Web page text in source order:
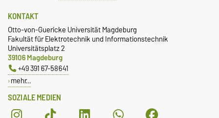
SOZIALE MEDIEN
KONTAKT
Otto-von-Guericke Universität Magdeburg
Fakultät für Elektrotechnik und Informationstechnik
Universitätsplatz 2
39106 Magdeburg
+49 391 67-58641
mehr…